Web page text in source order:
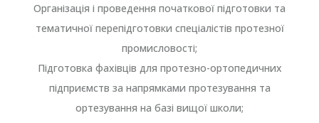
Організація і проведення початкової підготовки та
тематичної перепідготовки спеціалістів протезної
промисловості;
Підготовка фахівців для протезно-ортопедичних
підприємств за напрямками протезування та
ортезування на базі вищої школи;